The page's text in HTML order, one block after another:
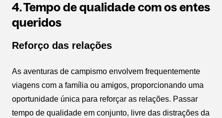
4. Tempo de qualidade com os entes
queridos
Reforço das relações
As aventuras de campismo envolvem frequentemente
viagens com a família ou amigos, proporcionando uma
oportunidade única para reforçar as relações. Passar
tempo de qualidade em conjunto, livre das distrações da